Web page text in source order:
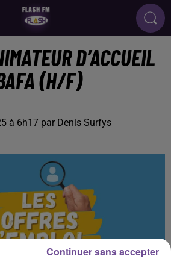
D’ACCUEIL
(H/F)
à 6h17 par Denis Surfys
Continuer sans accepter